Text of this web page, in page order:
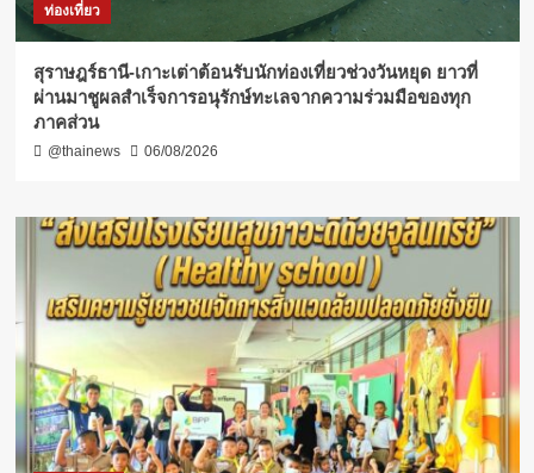
ท่องเที่ยว
สุราษฎร์ธานี-เกาะเต่าต้อนรับนักท่องเที่ยวช่วงวันหยุด ยาวที่
ผ่านมาชูผลสำเร็จการอนุรักษ์ทะเลจากความร่วมมือของทุก
ภาคส่วน
@thainews 06/08/2026